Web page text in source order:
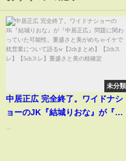
未分類
中居正広 完全終了。ワイドナシ
ョーのJK『結城りおな』が『中